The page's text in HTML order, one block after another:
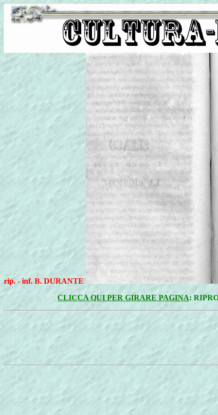
rip. - inf. B. DURANTE
CLICCA QUI PER GIRARE PAGINA: